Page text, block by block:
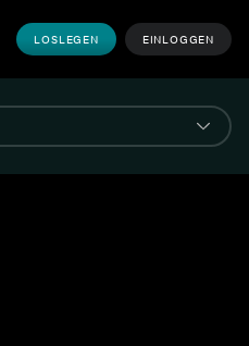
LOSLEGEN EINLOGGEN